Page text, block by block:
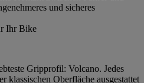
und sicheres
Ihr Bike
Gripprofil: Volcano. Jedes
klassischen Oberfläche ausgestattet